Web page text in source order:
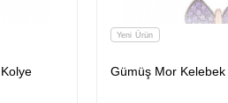
Yeni Ürün
Gümüş Mor